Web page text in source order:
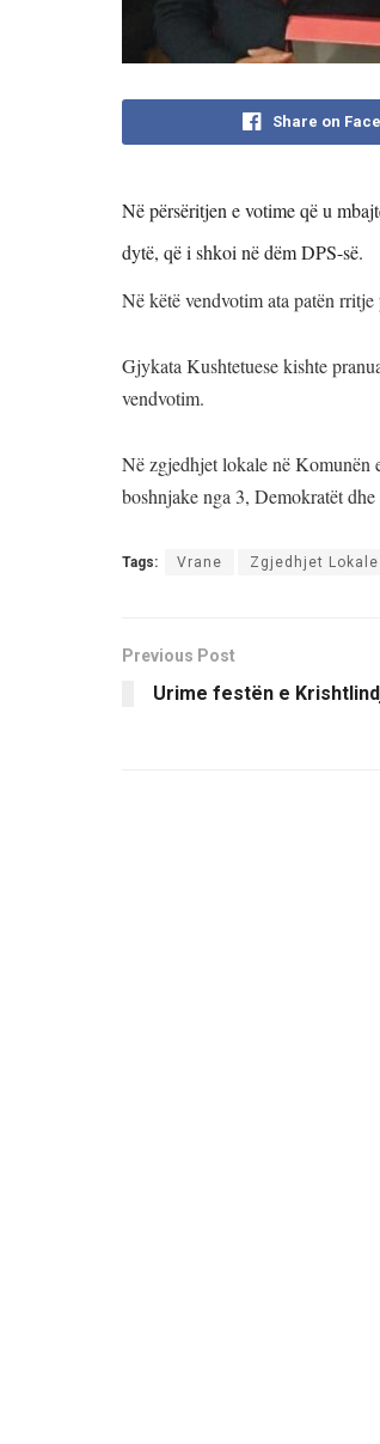
Share on
Në përsëritjen e votime që u
dytë, që i shkoi në dëm DPS-së.
Në këtë vendvotim ata patën
Gjykata Kushtetuese kishte
vendvotim.
Në zgjedhjet lokale në Komunën
boshnjake nga 3, Demokratët
Tags: Vrane Zgjedhjet Lokale
Previous Post
Urime festën e